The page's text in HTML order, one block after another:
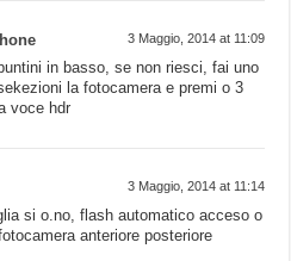
3 Maggio, 2014 at 11:09
in basso, se non riesci, fai uno
la fotocamera e premi o 3
voce hdr
3 Maggio, 2014 at 11:14
si o.no, flash automatico acceso o
anteriore posteriore